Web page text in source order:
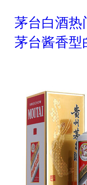
茅台白酒热
茅台酱香型